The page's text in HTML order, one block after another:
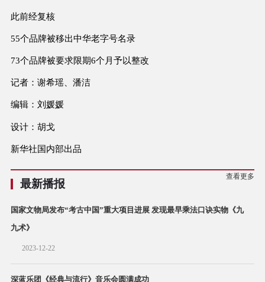
此前经复核
55个品牌被移出中华老字号名录
73个品牌被要求限期6个月予以整改
记者：谢希瑶、潘洁
编辑：刘媛媛
设计：胡戈
新华社国内部出品
最新播报
查看更多
国家文物局发布“考古中国”重大项目进展 发现最早乘法口诀实物《九
九术》
2023-12-22
深蓝乐团《经典与流行》音乐会圆满成功